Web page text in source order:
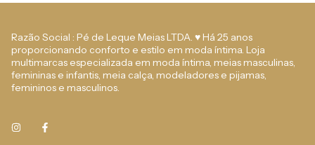
Razão Social : Pé de Leque Meias LTDA. ♥ Há 25 anos
proporcionando conforto e estilo em moda íntima. Loja
multimarcas especializada em moda íntima, meias masculinas,
femininas e infantis, meia calça, modeladores e pijamas,
femininos e masculinos.